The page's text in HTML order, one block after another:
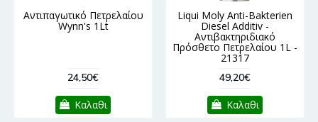
Αντιπαγωτικό Πετρελαίου
Wynn's 1Lt
24,50€
Καλαθι
Liqui Moly Anti-Bakterien
Diesel Additiv -
Αντιβακτηριδιακό
Πρόσθετο Πετρελαίου 1L -
21317
49,20€
Καλαθι